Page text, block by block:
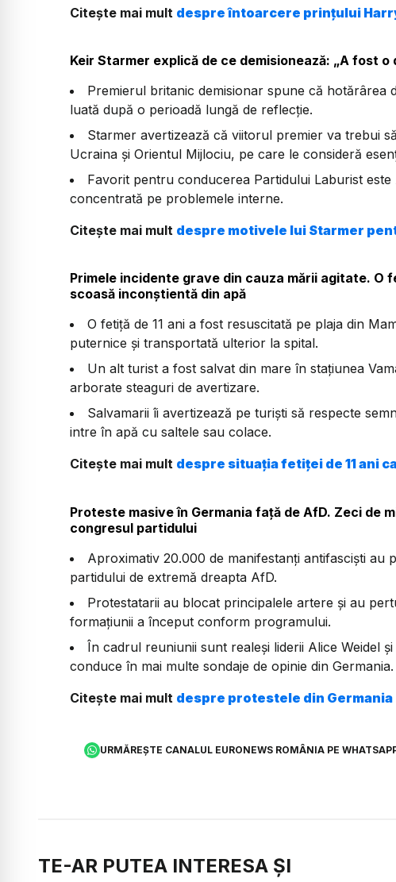
Citește mai mult despre întoarcere prințului
Keir Starmer explică de ce demisionează: „A fost
Premierul britanic demisionar spune că hotărârea
luată după o perioadă lungă de reflecție.
Starmer avertizează că viitorul premier va trebui
Ucraina și Orientul Mijlociu, pe care le consideră
Favorit pentru conducerea Partidului Laburist
concentrată pe problemele interne.
Citește mai mult despre motivele lui Starmer
Primele incidente grave din cauza mării agitate. O
scoasă inconștientă din apă
O fetiță de 11 ani a fost resuscitată pe plaja din
puternice și transportată ulterior la spital.
Un alt turist a fost salvat din mare în stațiunea
arborate steaguri de avertizare.
Salvamarii îi avertizează pe turiști să respecte
intre în apă cu saltele sau colace.
Citește mai mult despre situația fetiței de 11 ani
Proteste masive în Germania față de AfD. Zeci de
congresul partidului
Aproximativ 20.000 de manifestanți antifasciști
partidului de extremă dreapta AfD.
Protestatarii au blocat principalele artere și au
formațiunii a început conform programului.
În cadrul reuniunii sunt realeși liderii Alice Weidel
conduce în mai multe sondaje de opinie din Germania.
Citește mai mult despre protestele din Germania
URMĂREȘTE CANALUL EURONEWS ROMÂNIA PE
TE-AR PUTEA INTERESA ȘI